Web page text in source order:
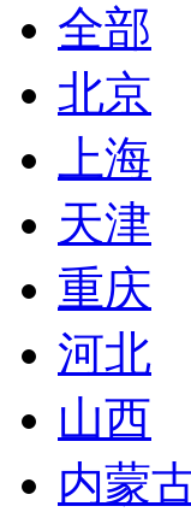
全部
北京
上海
天津
重庆
河北
山西
内蒙